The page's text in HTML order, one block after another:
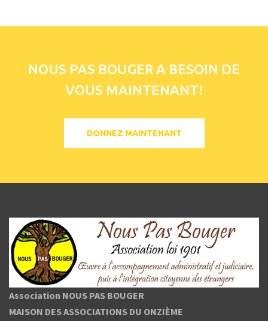
NOUS PAS BOUGER A BESOIN DE
VOUS MAINTENANT!
DONNEZ MAINTENANT
Association NOUS PAS BOUGER
MAISON DES ASSOCIATIONS DU ONZIÈME